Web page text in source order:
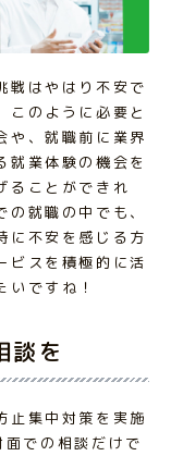
戦はやはり不安で
このように必要と
や、就職前に業界
就業体験の機会を
ることができれ
就職の中でも、
に不安を感じる方
ビスを積極的に活
ですね！
談を
止集中対策を実施
面での相談だけで